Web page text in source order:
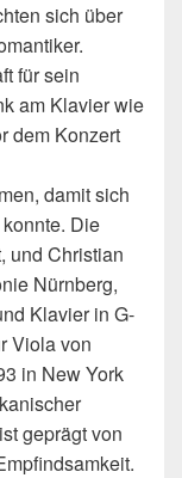
sich über
für sein
am Klavier wie
dem Konzert
damit sich
Die
und Christian
Nürnberg,
Klavier in G-
Viola von
in New York
geprägt von